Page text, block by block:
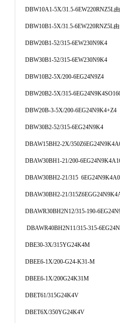
DBW10A1-5X/31.5-6EW220RNZ5L
DBW10B1-5X/31.5-6EW220RNZ5L
DBW20B1-52/315-6EW230N9K4
DBW30B1-52/315-6EW230N9K4
DBW10B2-5X/200-6EG24N9Z4
DBW20B2-5X/315-
DBW20B-3-5X/200-6EG24N9K4+Z4
DBW30B2-52/315-6EG24N9K4
DBAW15BH2-2X/
DBAW30BH1-21/200-
DBAW30BH2-21/315
DBAW30BH2-21/
DBAWR30BH2N12/315-190-
DBAWR40BH2N11/315-315-
DBE30-3X/315YG24K4M
DBEE6-1X/200-G24-K31-M
DBEE6-1X/200G24K31M
DBET61/315G24K4V
DBET6X/350YG24K4V